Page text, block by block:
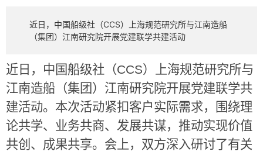
近日，中国船级社（CCS）上海规范研究所与江南造船
（集团）江南研究院开展党建联学共建活动
近日，中国船级社（CCS）上海规范研究所与
江南造船（集团）江南研究院开展党建联学共
建活动。本次活动紧扣客户实际需求，围绕理
论共学、业务共商、发展共谋，推动实现价值
共创、成果共享。会上，双方深入研讨了有关